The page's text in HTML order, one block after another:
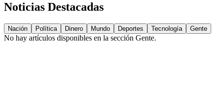
Noticias Destacadas
Nación Política Dinero Mundo Deportes Tecnología Gente
No hay artículos disponibles en la sección Gente.